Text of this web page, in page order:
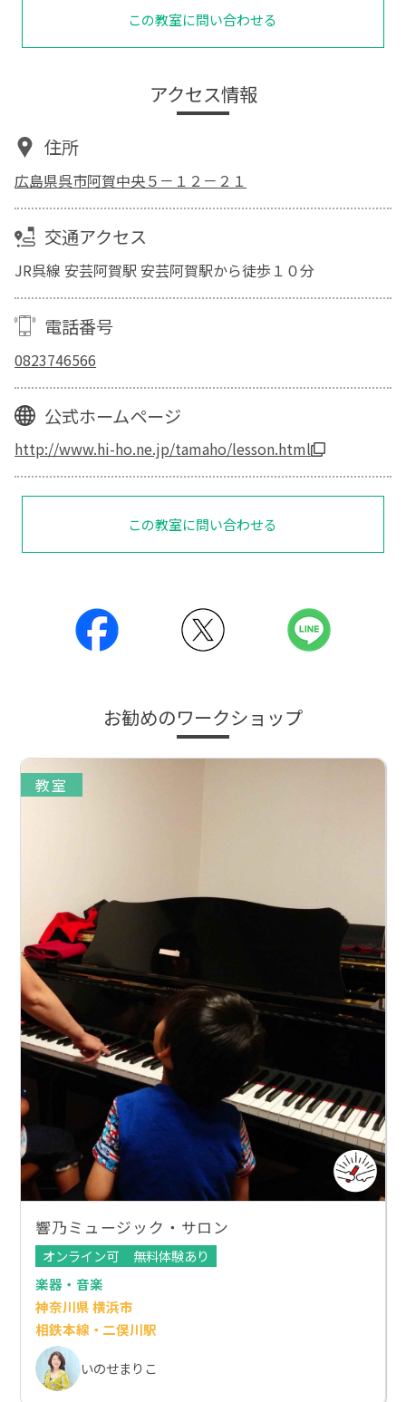
この教室に問い合わせる
アクセス情報
住所
広島県呉市阿賀中央５－１２－２１
交通アクセス
JR呉線 安芸阿賀駅 安芸阿賀駅から徒歩１０分
電話番号
0823746566
公式ホームページ
http://www.hi-ho.ne.jp/tamaho/lesson.html
この教室に問い合わせる
お勧めのワークショップ
教室
響乃ミュージック・サロン
オンライン可
無料体験あり
楽器・音楽
神奈川県 横浜市
相鉄本線・二俣川駅
いのせまりこ